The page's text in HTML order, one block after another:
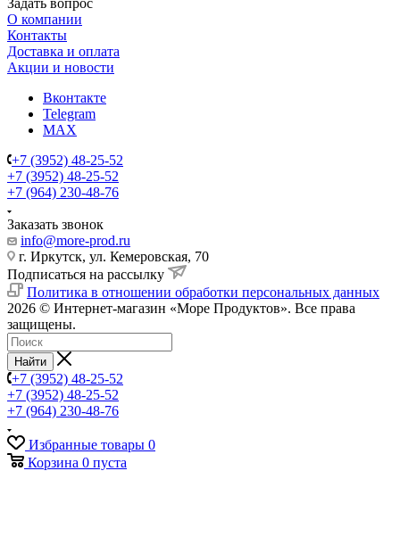
О компании
Контакты
Доставка и оплата
Акции и новости
Вконтакте
Telegram
MAX
+7 (3952) 48-25-52
+7 (3952) 48-25-52
+7 (964) 230-48-76
Заказать звонок
info@more-prod.ru
г. Иркутск, ул. Кемеровская, 70
Подписаться на рассылку
Политика в отношении обработки персональных данных
2026 © Интернет-магазин «Море Продуктов». Все права
защищены.
Найти
+7 (3952) 48-25-52
+7 (3952) 48-25-52
+7 (964) 230-48-76
Избранные товары 0
Корзина 0 пуста